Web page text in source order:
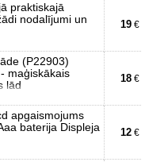
praktiskajā
nodalījumi un
19 €
(P22903)
maģiskākais
lād
18 €
apgaismojums
baterija Displeja
12 €